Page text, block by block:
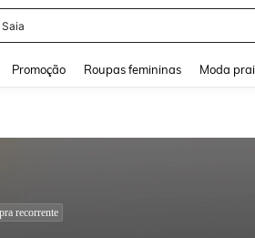
Calça Jeans Feminina
Promoção Roupas femininas Moda
recorrente